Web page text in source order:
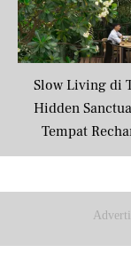
Slow Living di
Hidden
Tempat